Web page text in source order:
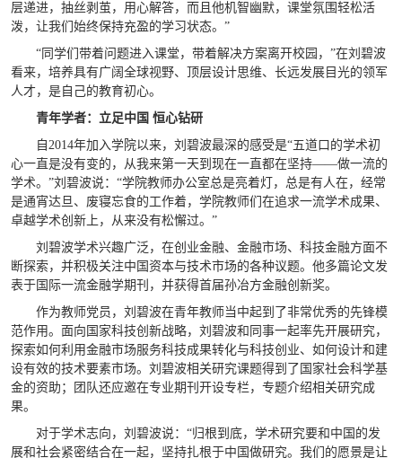
层递进，抽丝剥茧，用心解答，而且他机智幽默，课堂氛围轻松活
泼，让我们始终保持充盈的学习状态。”
“同学们带着问题进入课堂，带着解决方案离开校园，”在刘碧波
看来，培养具有广阔全球视野、顶层设计思维、长远发展目光的领军
人才，是自己的教育初心。
青年学者：立足中国 恒心钻研
自2014年加入学院以来，刘碧波最深的感受是“五道口的学术初
心一直是没有变的，从我来第一天到现在一直都在坚持——做一流的
学术。”刘碧波说：“学院教师办公室总是亮着灯，总是有人在，经常
是通宵达旦、废寝忘食的工作着，学院教师们在追求一流学术成果、
卓越学术创新上，从来没有松懈过。”
刘碧波学术兴趣广泛，在创业金融、金融市场、科技金融方面不
断探索，并积极关注中国资本与技术市场的各种议题。他多篇论文发
表于国际一流金融学期刊，并获得首届孙冶方金融创新奖。
作为教师党员，刘碧波在青年教师当中起到了非常优秀的先锋模
范作用。面向国家科技创新战略，刘碧波和同事一起率先开展研究，
探索如何利用金融市场服务科技成果转化与科技创业、如何设计和建
设有效的技术要素市场。刘碧波相关研究课题得到了国家社会科学基
金的资助；团队还应邀在专业期刊开设专栏，专题介绍相关研究成
果。
对于学术志向，刘碧波说：“归根到底，学术研究要和中国的发
展和社会紧密结合在一起，坚持扎根于中国做研究。我们的愿景是让